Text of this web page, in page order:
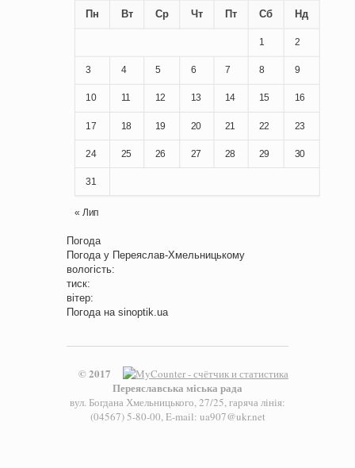
Пн Вт Ср Чт Пт Сб Нд
1 2
3 4 5 6 7 8 9
10 11 12 13 14 15 16
17 18 19 20 21 22 23
24 25 26 27 28 29 30
31
« Лип
Погода
Погода у Переяслав-Хмельницькому
вологість:
тиск:
вітер:
Погода на sinoptik.ua
© 2017
Переяславська міська рада
вул. Богдана Хмельницького, 27/25, гаряча лінія:
(04567) 5-80-00, E-mail: ua907@ukr.net